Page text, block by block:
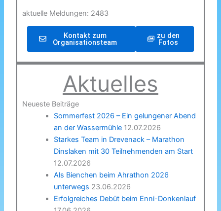
aktuelle Meldungen: 2483
Kontakt zum
Organisationsteam
zu den
Fotos
Aktuelles
Neueste Beiträge
Sommerfest 2026 – Ein gelungener Abend
an der Wassermühle 12.07.2026
Starkes Team in Drevenack – Marathon
Dinslaken mit 30 Teilnehmenden am Start
12.07.2026
Als Bienchen beim Ahrathon 2026
unterwegs 23.06.2026
Erfolgreiches Debüt beim Enni-Donkenlauf